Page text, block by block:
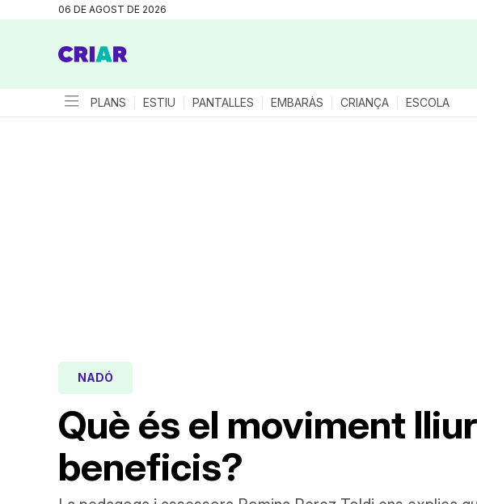
06 DE AGOST DE 2026
PLANS ESTIU PANTALLES EMBARÀS CRIANÇA ESCOLA
Què és el moviment
beneficis?
NADÓ